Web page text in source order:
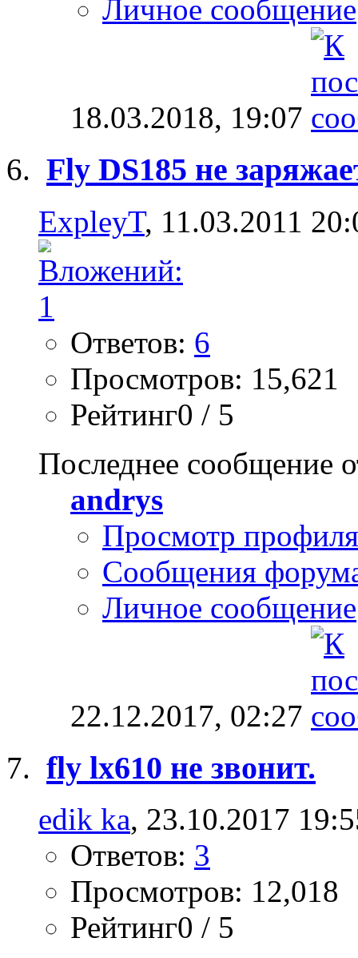
Личное сообщение
18.03.2018, 19:07
Fly DS185 не
ExpleyT, 11.03.2011
Ответов: 6
Просмотров: 15,621
Рейтинг0 / 5
Последнее сообщение
andrys
Просмотр профиля
Сообщения
Личное сообщение
22.12.2017, 02:27
fly lx610 не звонит.
edik ka, 23.10.2017
Ответов: 3
Просмотров: 12,018
Рейтинг0 / 5